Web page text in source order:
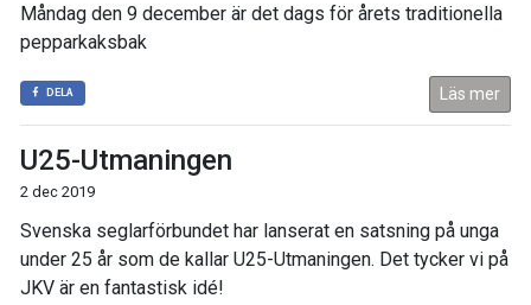
Måndag den 9 december är det dags för årets traditionella
pepparkaksbak
DELA Läs mer
U25-Utmaningen
2 dec 2019
Svenska seglarförbundet har lanserat en satsning på unga
under 25 år som de kallar U25-Utmaningen. Det tycker vi på
JKV är en fantastisk idé!